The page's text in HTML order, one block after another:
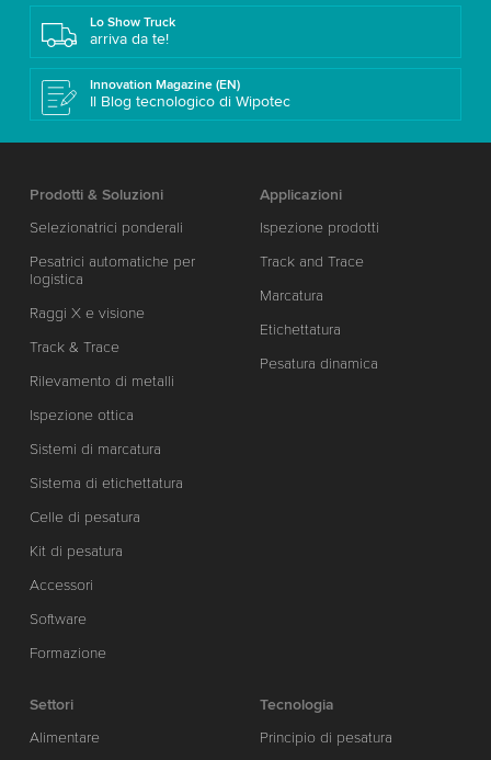
Lo Show Truck
arriva da te!
Innovation Magazine (EN)
Il Blog tecnologico di Wipotec
Prodotti & Soluzioni
Selezionatrici ponderali
Pesatrici automatiche per
logistica
Raggi X e visione
Track & Trace
Rilevamento di metalli
Ispezione ottica
Sistemi di marcatura
Sistema di etichettatura
Celle di pesatura
Kit di pesatura
Accessori
Software
Formazione
Applicazioni
Ispezione prodotti
Track and Trace
Marcatura
Etichettatura
Pesatura dinamica
Settori
Alimentare
Tecnologia
Principio di pesatura